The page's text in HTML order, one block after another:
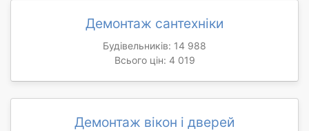
Демонтаж сантехніки
Будівельників: 14 988
Всього цін: 4 019
Демонтаж вікон і дверей